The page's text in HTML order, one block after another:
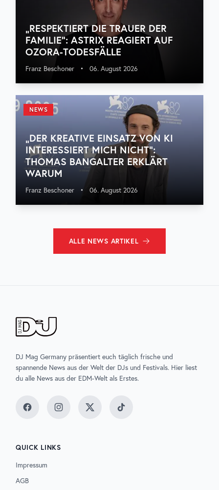
„RESPEKTIERT DIE TRAUER DER
FAMILIE“: ASTRIX REAGIERT AUF
OZORA-TODESFÄLLE
Franz Beschoner • 06. August 2026
NEWS
„DER KREATIVE EINSATZ VON KI
INTERESSIERT MICH NICHT“:
THOMAS BANGALTER ERKLÄRT
WARUM
Franz Beschoner • 06. August 2026
ALLE NEWS ARTIKEL
DJ Mag Germany präsentiert euch täglich frische und
spannende News aus der Welt der DJs und Festivals. Hier liest
du alle News aus der EDM-Welt als Erstes.
FacebookInstagramTwitter TikTok
QUICK LINKS
Impressum
AGB